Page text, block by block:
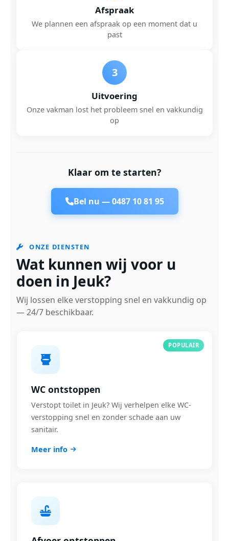
Afspraak
We plannen een afspraak op een moment dat u
past
3
Uitvoering
Onze vakman lost het probleem snel en vakkundig
op
Klaar om te starten?
Bel nu —0487 10 81 95
ONZE DIENSTEN
Wat kunnen wij voor u
doen in Jeuk?
Wij lossen elke verstopping snel en vakkundig op
— 24/7 beschikbaar.
POPULAIR
WC ontstoppen
Verstopt toilet in Jeuk? Wij verhelpen elke WC-
verstopping snel en zonder schade aan uw
sanitair.
Meer info